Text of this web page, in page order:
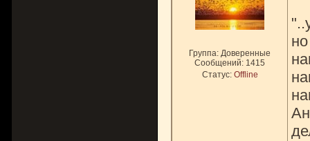
Группа: Доверенные
Сообщений: 1415
Статус: Offline